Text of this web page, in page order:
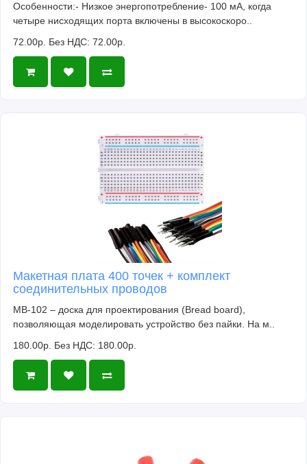
Особенности:- Низкое энергопотребление- 100 мА, когда
четыре нисходящих порта включены в высокоскоро..
72.00р. Без НДС: 72.00р.
Макетная плата 400 точек + комплект
соединительных проводов
MB-102 – доска для проектирования (Bread board),
позволяющая моделировать устройство без пайки. На м..
180.00р. Без НДС: 180.00р.